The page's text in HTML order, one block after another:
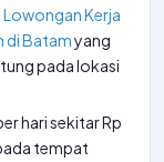
Lowongan Kerja
di Batamyang
pada lokasi
hari sekitar Rp
tempat